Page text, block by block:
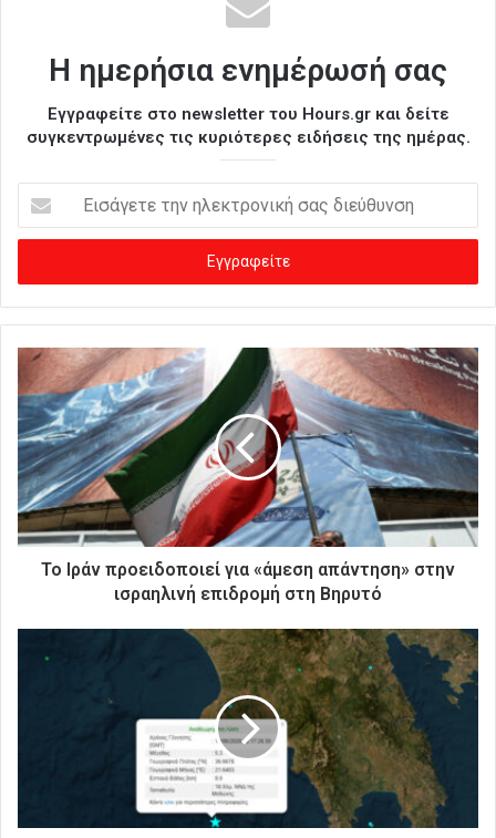
Η ημερήσια ενημέρωσή σας
Εγγραφείτε στο newsletter του Hours.gr και δείτε
συγκεντρωμένες τις κυριότερες ειδήσεις της ημέρας.
σ
γ
ε
ε
τ
η
η
λ
ε
κ
τ
Το Ιράν προειδοποιεί για «άμεση απάντηση» στην
ισραηλινή επιδρομή στη Βηρυτό